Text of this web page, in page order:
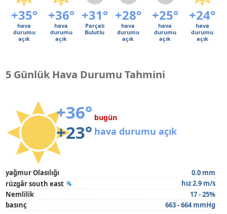
+35° +36° +31° +28° +25° +24°
hava
durumu
açık
hava
durumu
açık
Parçalı
Bulutlu
hava
durumu
açık
hava
durumu
açık
hava
durumu
açık
5 Günlük Hava Durumu Tahmini
+36°
+23°
bugün
hava durumu açık
yağmur Olasılığı
0.0 mm
rüzgâr south east
hız 2.9 m/s
Nemlilik
17 - 25%
basınç
663 - 664 mmHg